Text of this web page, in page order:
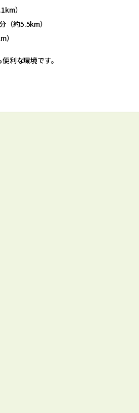
）
（約5.5km）
）
利な環境です。